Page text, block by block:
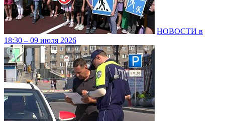
НОВОСТИ в
18:30 – 09 июля 2026